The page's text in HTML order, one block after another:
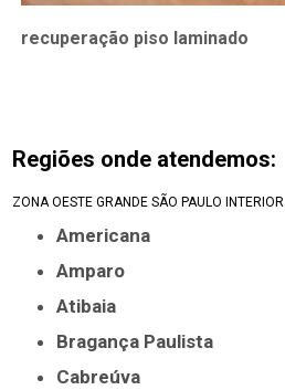
recuperação piso laminado
Regiões onde atendemos:
ZONA OESTE GRANDE SÃO PAULO INTERIOR
Americana
Amparo
Atibaia
Bragança Paulista
Cabreúva